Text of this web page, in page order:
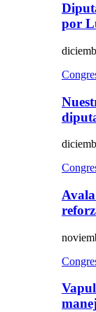
por